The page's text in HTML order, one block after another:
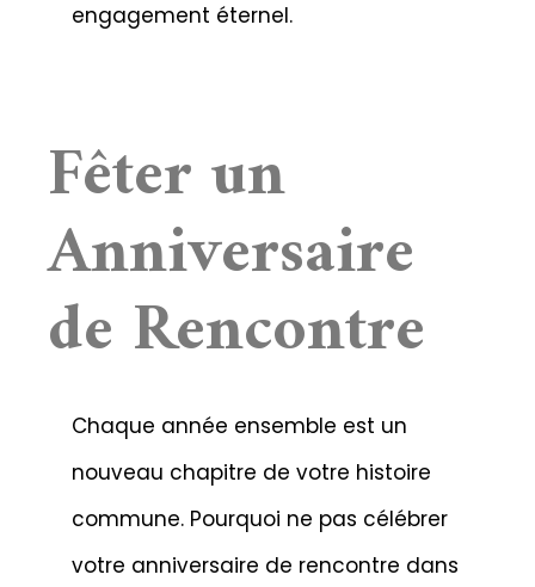
engagement éternel.
Fêter un
Anniversaire
de Rencontre
Chaque année ensemble est un
nouveau chapitre de votre histoire
commune. Pourquoi ne pas célébrer
votre anniversaire de rencontre dans